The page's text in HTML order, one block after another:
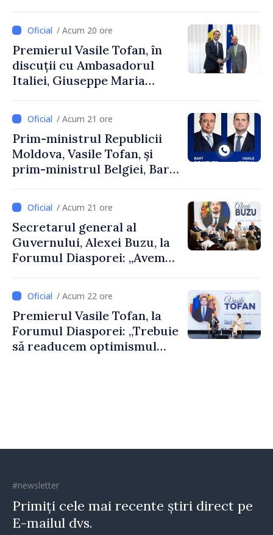
Uygar Mustafa Sertel
/ Acum 20 ore
Premierul Vasile Tofan, în
discuții cu Ambasadorul
Italiei, Giuseppe Maria
/ Acum 21 ore
Prim-ministrul Republicii
Moldova, Vasile Tofan, și
prim-ministrul Belgiei, Bart
despre parcursul european
al Republicii Moldova.
/ Acum 21 ore
Secretarul general al
Guvernului, Alexei Buzu, la
Forumul Diasporei: „Avem
dumneavoastră pentru a
construi comunități mai
puternice”
/ Acum 22 ore
Premierul Vasile Tofan, la
Forumul Diasporei: „Trebuie
să readucem optimismul
#newsletter
Primiți cele mai recente știri direct pe
E-mailul dvs.